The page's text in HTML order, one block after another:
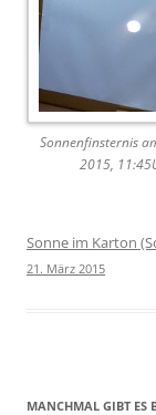
Sonnenfinsternis
2015,
Sonne im Karton
21. März 2015
MANCHMAL GIBT ES